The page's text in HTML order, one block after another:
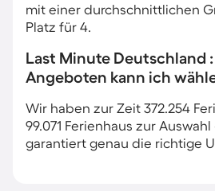
mit einer durchschnittlichen
Platz für 4.
Last Minute Deutschland
Angeboten kann ich
Wir haben zur Zeit 372.254
99.071 Ferienhaus zur
garantiert genau die richtige